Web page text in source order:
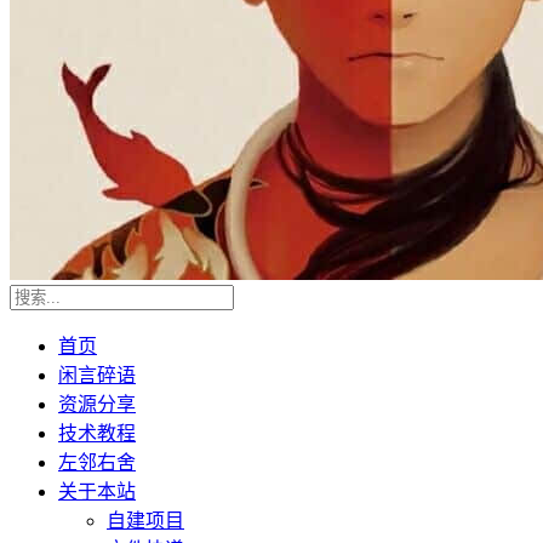
首页
闲言碎语
资源分享
技术教程
左邻右舍
关于本站
自建项目